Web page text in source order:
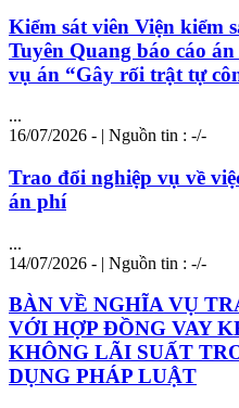
Kiểm sát viên Viện kiểm
Tuyên Quang báo cáo
vụ án “Gây rối trật tự
...
16/07/2026 - | Nguồn tin : -/-
Trao đổi nghiệp vụ về
án phí
...
14/07/2026 - | Nguồn tin : -/-
BÀN VỀ NGHĨA VỤ
VỚI HỢP ĐỒNG VAY
KHÔNG LÃI SUẤT
DỤNG PHÁP LUẬT